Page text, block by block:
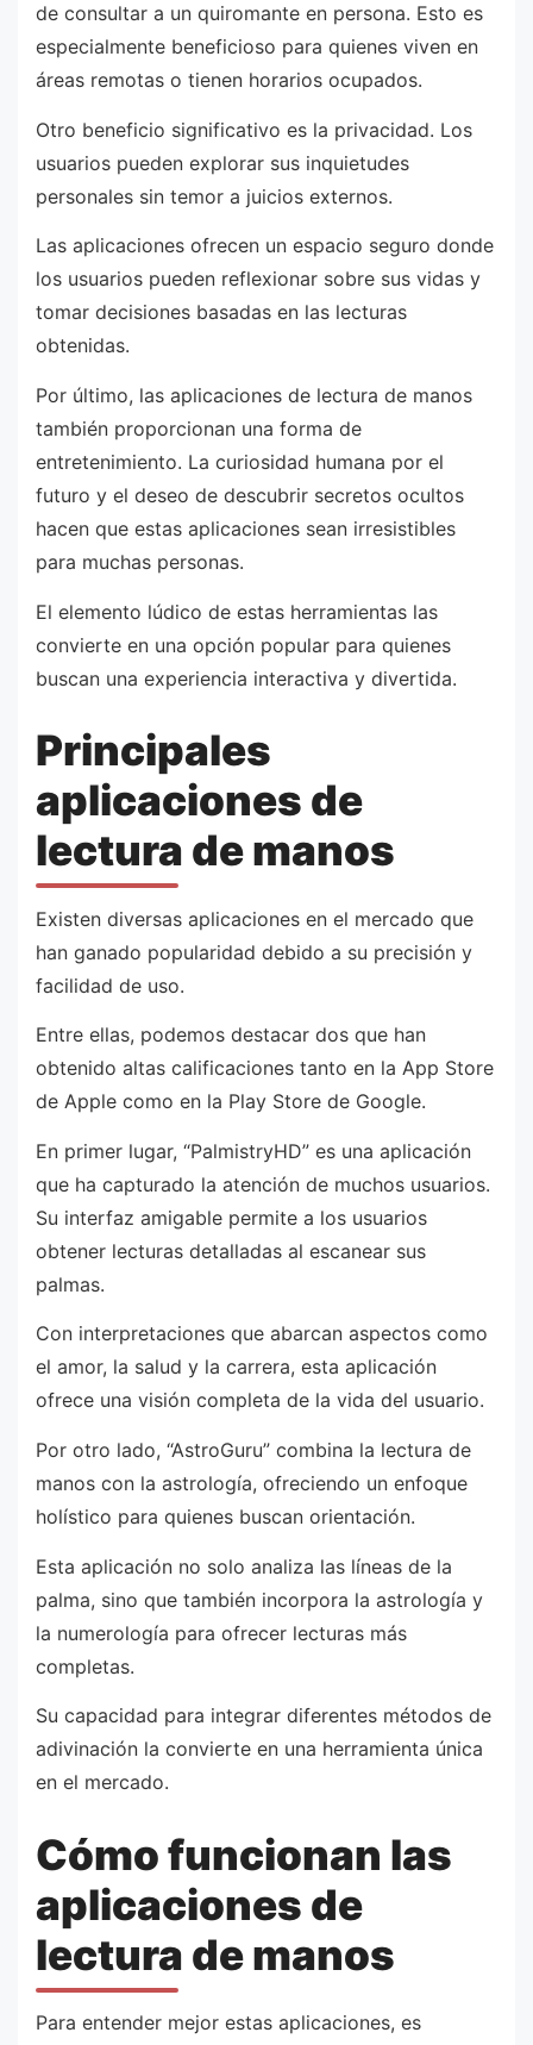
de consultar a un quiromante en persona. Esto es
especialmente beneficioso para quienes viven en
áreas remotas o tienen horarios ocupados.
Otro beneficio significativo es la privacidad. Los
usuarios pueden explorar sus inquietudes
personales sin temor a juicios externos.
Las aplicaciones ofrecen un espacio seguro donde
los usuarios pueden reflexionar sobre sus vidas y
tomar decisiones basadas en las lecturas
obtenidas.
Por último, las aplicaciones de lectura de manos
también proporcionan una forma de
entretenimiento. La curiosidad humana por el
futuro y el deseo de descubrir secretos ocultos
hacen que estas aplicaciones sean irresistibles
para muchas personas.
El elemento lúdico de estas herramientas las
convierte en una opción popular para quienes
buscan una experiencia interactiva y divertida.
Principales
aplicaciones de
lectura de manos
Existen diversas aplicaciones en el mercado que
han ganado popularidad debido a su precisión y
facilidad de uso.
Entre ellas, podemos destacar dos que han
obtenido altas calificaciones tanto en la App Store
de Apple como en la Play Store de Google.
En primer lugar, “PalmistryHD” es una aplicación
que ha capturado la atención de muchos usuarios.
Su interfaz amigable permite a los usuarios
obtener lecturas detalladas al escanear sus
palmas.
Con interpretaciones que abarcan aspectos como
el amor, la salud y la carrera, esta aplicación
ofrece una visión completa de la vida del usuario.
Por otro lado, “AstroGuru” combina la lectura de
manos con la astrología, ofreciendo un enfoque
holístico para quienes buscan orientación.
Esta aplicación no solo analiza las líneas de la
palma, sino que también incorpora la astrología y
la numerología para ofrecer lecturas más
completas.
Su capacidad para integrar diferentes métodos de
adivinación la convierte en una herramienta única
en el mercado.
Cómo funcionan las
aplicaciones de
lectura de manos
Para entender mejor estas aplicaciones, es